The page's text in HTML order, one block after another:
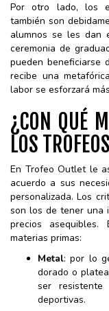
Por otro lado, los
también son
alumnos se les dan
ceremonia de
pueden beneficiarse
recibe una
labor se esforzará
¿CON QUÉ
LOS
En Trofeo Outlet le
acuerdo a sus
personalizada. Los
son los de tener una
precios
materias primas:
Metal: por lo
dorado o
ser resistente
deportivas.